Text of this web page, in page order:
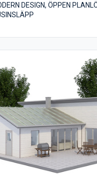
DESIGN, ÖPPEN
slätspontad träpanel och
populära designen. Invändigt
många stora och
som skapar ett härligt
innehåller också två
såväl hörnbadkar som
smart allrum som till